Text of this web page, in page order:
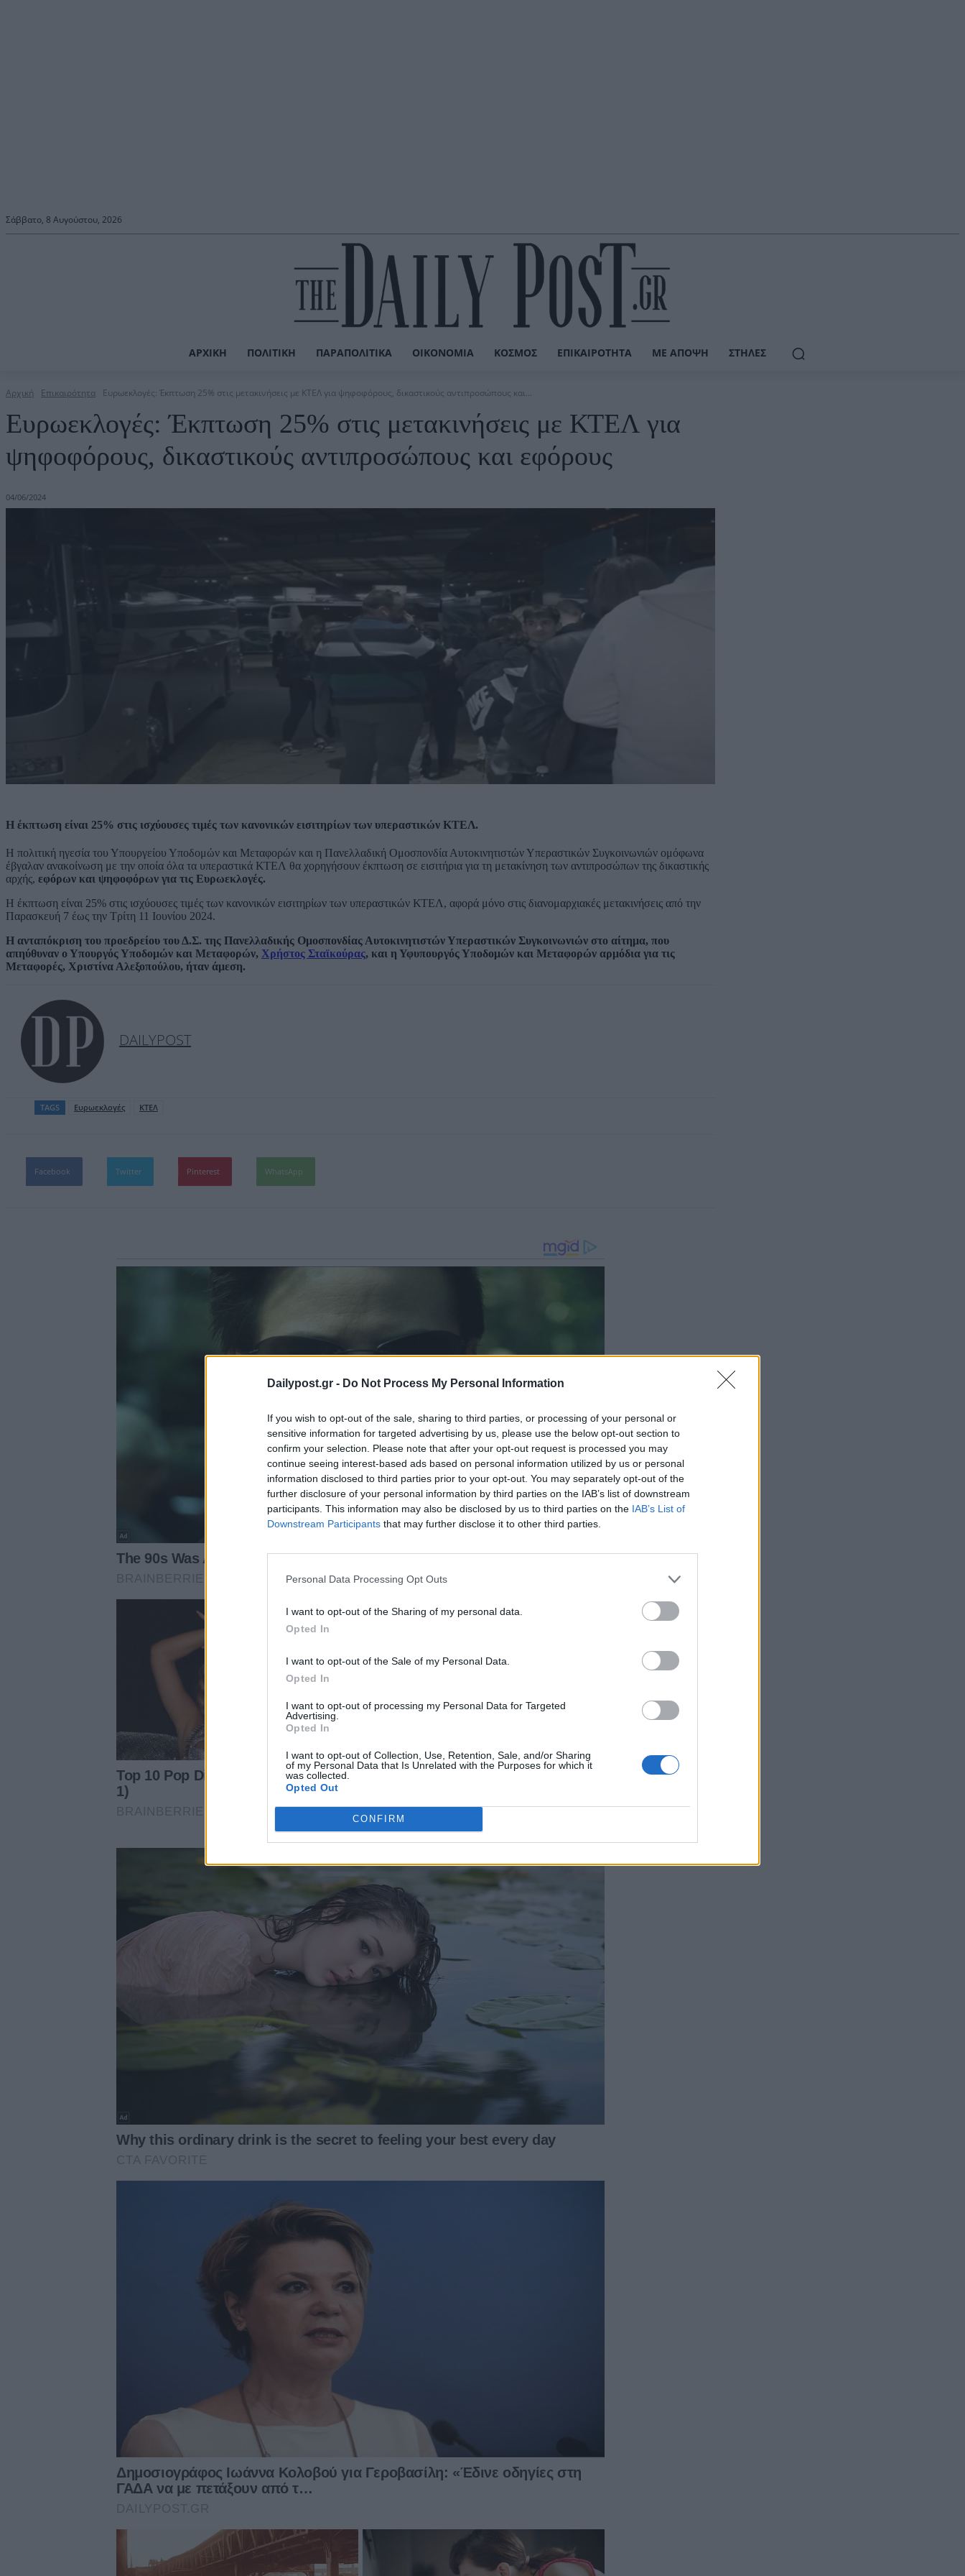
Dailypost.gr - Do Not Process My Personal Information
If you wish to opt-out of the sale, sharing to third parties, or processing of your personal or
sensitive information for targeted advertising by us, please use the below opt-out section to
confirm your selection. Please note that after your opt-out request is processed you may
continue seeing interest-based ads based on personal information utilized by us or personal
information disclosed to third parties prior to your opt-out. You may separately opt-out of the
further disclosure of your personal information by third parties on the IAB’s list of downstream
participants. This information may also be disclosed by us to third parties on the IAB’s List of
Downstream Participants that may further disclose it to other third parties.
Personal Data Processing Opt Outs
I want to opt-out of the Sharing of my personal data.
Opted In
I want to opt-out of the Sale of my Personal Data.
Opted In
I want to opt-out of processing my Personal Data for Targeted
Advertising.
Opted In
I want to opt-out of Collection, Use, Retention, Sale, and/or Sharing
of my Personal Data that Is Unrelated with the Purposes for which it
was collected.
Opted Out
CONFIRM
Σάββατο, 8 Αυγούστου, 2026
ΑΡΧΙΚΉ ΠΟΛΙΤΙΚΉ ΠΑΡΑΠΟΛΙΤΙΚΆ ΟΙΚΟΝΟΜΊΑ ΚΌΣΜΟΣ ΕΠΙΚΑΙΡΌΤΗΤΑ ΜΕ ΆΠΟΨΗ ΣΤΉΛΕΣ
Αρχική Επικαιρότητα Ευρωεκλογές: Έκπτωση 25% στις μετακινήσεις με ΚΤΕΛ για ψηφοφόρους, δικαστικούς αντιπροσώπους και...
Ευρωεκλογές: Έκπτωση 25% στις μετακινήσεις με ΚΤΕΛ για
ψηφοφόρους, δικαστικούς αντιπροσώπους και εφόρους
04/06/2024
Η έκπτωση είναι 25% στις ισχύουσες τιμές των κανονικών εισιτηρίων των υπεραστικών ΚΤΕΛ.
Η πολιτική ηγεσία του Υπουργείου Υποδομών και Μεταφορών και η Πανελλαδική Ομοσπονδία Αυτοκινητιστών Υπεραστικών Συγκοινωνιών ομόφωνα
έβγαλαν ανακοίνωση με την οποία όλα τα υπεραστικά ΚΤΕΛ θα χορηγήσουν έκπτωση σε εισιτήρια για τη μετακίνηση των αντιπροσώπων της δικαστικής
αρχής, εφόρων και ψηφοφόρων για τις Ευρωεκλογές.
Η έκπτωση είναι 25% στις ισχύουσες τιμές των κανονικών εισιτηρίων των υπεραστικών ΚΤΕΛ, αφορά μόνο στις διανομαρχιακές μετακινήσεις από την
Παρασκευή 7 έως την Τρίτη 11 Ιουνίου 2024.
Η ανταπόκριση του προεδρείου του Δ.Σ. της Πανελλαδικής Ομοσπονδίας Αυτοκινητιστών Υπεραστικών Συγκοινωνιών στο αίτημα, που
απηύθυναν ο Υπουργός Υποδομών και Μεταφορών, Χρήστος Σταϊκούρας, και η Υφυπουργός Υποδομών και Μεταφορών αρμόδια για τις
Μεταφορές, Χριστίνα Αλεξοπούλου, ήταν άμεση.
DAILYPOST
TAGS Ευρωεκλογές ΚΤΕΛ
Facebook Twitter Pinterest WhatsApp